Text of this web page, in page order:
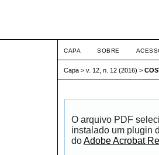
CAPA SOBRE
Capa > v. 12, n. 12 (2016) >
O arquivo PDF
instalado um plugin
doAdobe Acrobat